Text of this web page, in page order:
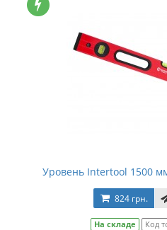
Уровень Intertool 1500
824 грн.
На складе Код